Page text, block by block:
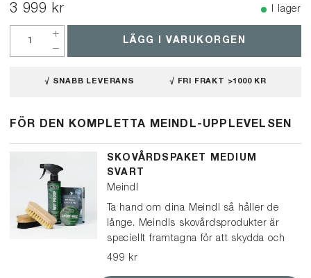
3 999 kr I lager
LÄGG I VARUKORGEN
√ SNABB LEVERANS √ FRI FRAKT >1000 KR
FÖR DEN KOMPLETTA MEINDL-UPPLEVELSEN
SKOVÅRDSPAKET MEDIUM
SVART
Meindl
Ta hand om dina Meindl så håller de
länge. Meindls skovårdsprodukter är
speciellt framtagna för att skydda och
vårda Meindl-kängor och skor. Det här
499 kr